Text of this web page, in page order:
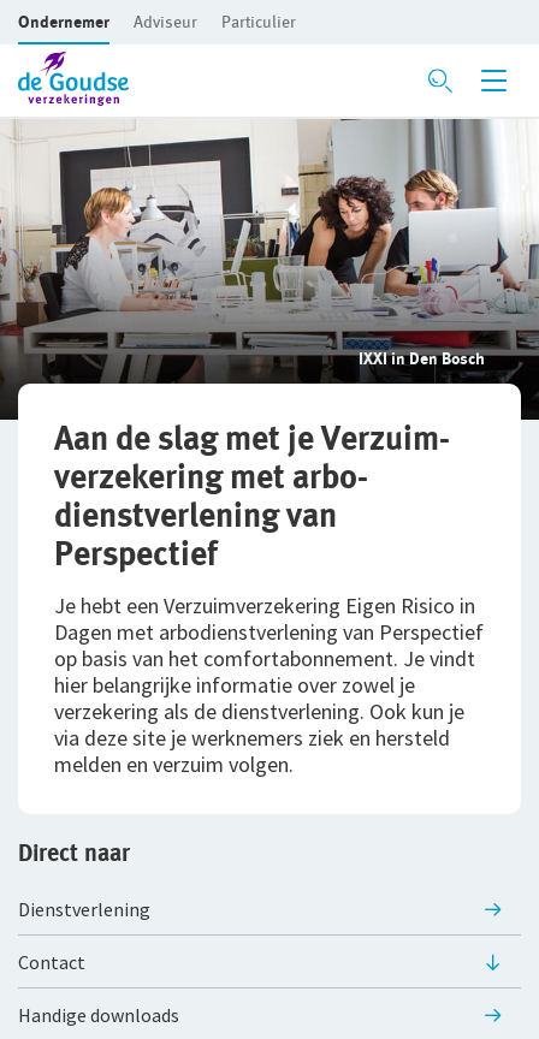
Ga direct naar de inhoud
Ondernemer Adviseur Particulier
Verzekeringen
Voor je bedrijf
Bedrijfsaansprakelijkheidsverzekering
Beroepsaansprakelijkheidsverzekering
CAR- en montageverzekering
Rechtsbijstandverzekering
Bedrijfsgebouwenverzekering
Inventaris/Goederen­verzekering
Zakelijke personenautoverzekering
Bekijk alle zakelijke verzekeringen
Voor je personeel
ZW-eigenrisicoverzekering
WIA Verzekering (WIA 0-tot-100 Plan)
Anw-pensioen
Nabestaandenverzekering Collectief
IXXI in Den Bosch
Aan de slag met je Verzuim-
verzekering met arbo-
dienstverlening van
Perspectief
Je hebt een Verzuimverzekering Eigen Risico in
Dagen met arbodienstverlening van Perspectief
op basis van het comfortabonnement. Je vindt
hier belangrijke informatie over zowel je
verzekering als de dienstverlening. Ook kun je
via deze site je werknemers ziek en hersteld
melden en verzuim volgen.
Direct naar
Dienstverlening
Contact
Handige downloads